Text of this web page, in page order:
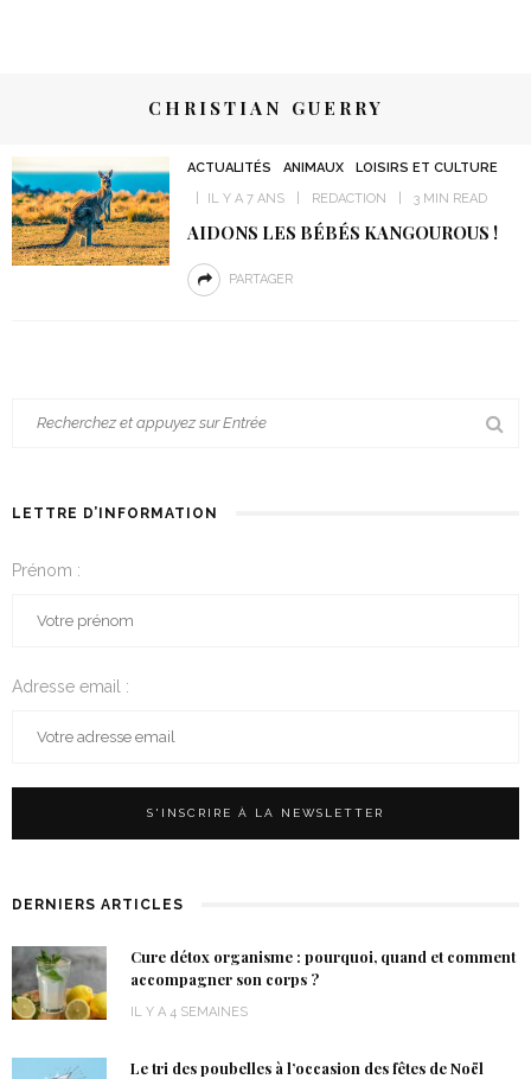
CHRISTIAN GUERRY
ACTUALITÉS ANIMAUX
LOISIRS ET CULTURE
IL Y A 7 ANS
REDACTION 3 MIN READ
AIDONS LES BÉBÉS KANGOUROUS !
PARTAGER
LETTRE D’INFORMATION
Prénom :
Adresse email :
DERNIERS ARTICLES
Cure détox organisme : pourquoi, quand et comment
accompagner son corps ?
IL Y A 4 SEMAINES
Le tri des poubelles à l’occasion des fêtes de Noël